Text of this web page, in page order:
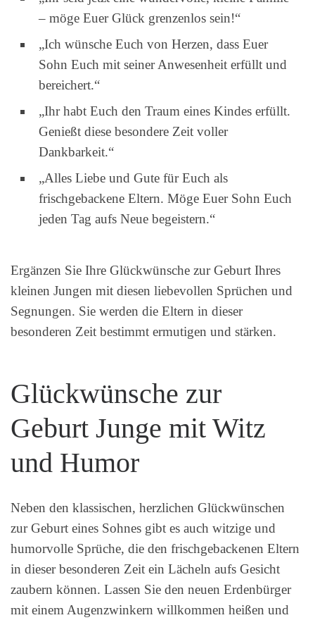
– möge Euer Glück grenzenlos sein!“
„Ich wünsche Euch von Herzen, dass Euer
Sohn Euch mit seiner Anwesenheit erfüllt und
bereichert.“
„Ihr habt Euch den Traum eines Kindes erfüllt.
Genießt diese besondere Zeit voller
Dankbarkeit.“
„Alles Liebe und Gute für Euch als
frischgebackene Eltern. Möge Euer Sohn Euch
jeden Tag aufs Neue begeistern.“
Ergänzen Sie Ihre Glückwünsche zur Geburt Ihres
kleinen Jungen mit diesen liebevollen Sprüchen und
Segnungen. Sie werden die Eltern in dieser
besonderen Zeit bestimmt ermutigen und stärken.
Glückwünsche zur
Geburt Junge mit Witz
und Humor
Neben den klassischen, herzlichen Glückwünschen
zur Geburt eines Sohnes gibt es auch witzige und
humorvolle Sprüche, die den frischgebackenen Eltern
in dieser besonderen Zeit ein Lächeln aufs Gesicht
zaubern können. Lassen Sie den neuen Erdenbürger
mit einem Augenzwinkern willkommen heißen und